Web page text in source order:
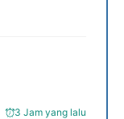
3 Jam yang lalu